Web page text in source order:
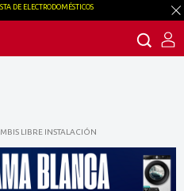
LIBRE INSTALACIÓN
DE ELECTRODOMÉSTICOS